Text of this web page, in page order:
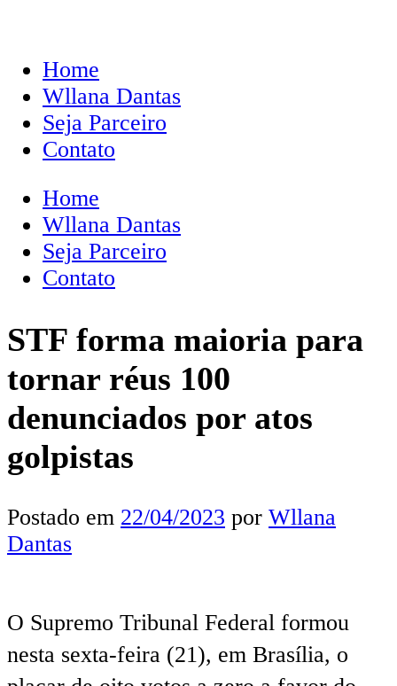
Home
Wllana Dantas
Seja Parceiro
Contato
Home
Wllana Dantas
Seja Parceiro
Contato
STF forma maioria para
tornar réus 100
denunciados por atos
golpistas
Postado em 22/04/2023 por Wllana
Dantas
O Supremo Tribunal Federal formou
nesta sexta-feira (21), em Brasília, o